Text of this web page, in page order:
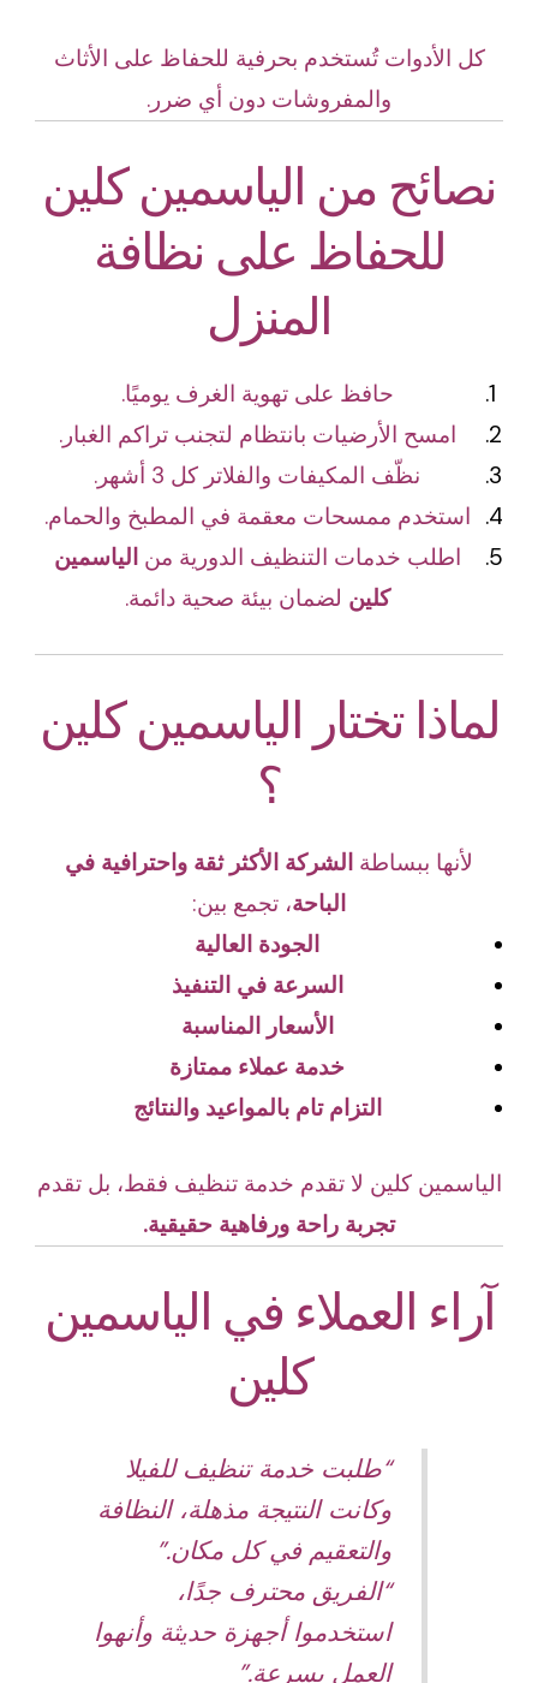
كل الأدوات تُستخدم بحرفية للحفاظ على الأثاث
والمفروشات دون أي ضرر.
نصائح من الياسمين كلين
للحفاظ على نظافة
المنزل
حافظ على تهوية الغرف يوميًا.
امسح الأرضيات بانتظام لتجنب تراكم الغبار.
نظّف المكيفات والفلاتر كل 3 أشهر.
استخدم ممسحات معقمة في المطبخ والحمام.
اطلب خدمات التنظيف الدورية منالياسمين
كلين لضمان بيئة صحية دائمة.
لماذا تختار الياسمين كلين
؟
لأنها ببساطة الشركة الأكثر ثقة واحترافية في
الباحة، تجمع بين:
الجودة العالية
السرعة في التنفيذ
الأسعار المناسبة
خدمة عملاء ممتازة
التزام تام بالمواعيد والنتائج
الياسمين كلين لا تقدم خدمة تنظيف فقط، بل تقدم
تجربة راحة ورفاهية حقيقية.
آراء العملاء في الياسمين
كلين
“طلبت خدمة تنظيف للفيلا
وكانت النتيجة مذهلة، النظافة
والتعقيم في كل مكان.”
“الفريق محترف جدًا،
استخدموا أجهزة حديثة وأنهوا
العمل بسرعة.”